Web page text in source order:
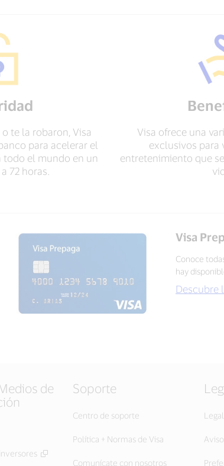
te la robaron, Visa
para acelerar el
todo el mundo en un
72 horas.
Visa ofrece una
exclusivos para
entretenimiento que
Visa
Conoce
hay
Descubre
de
Soporte
Centro de soporte
Política + Normas de Visa
Comunícate con nosotros
Legal